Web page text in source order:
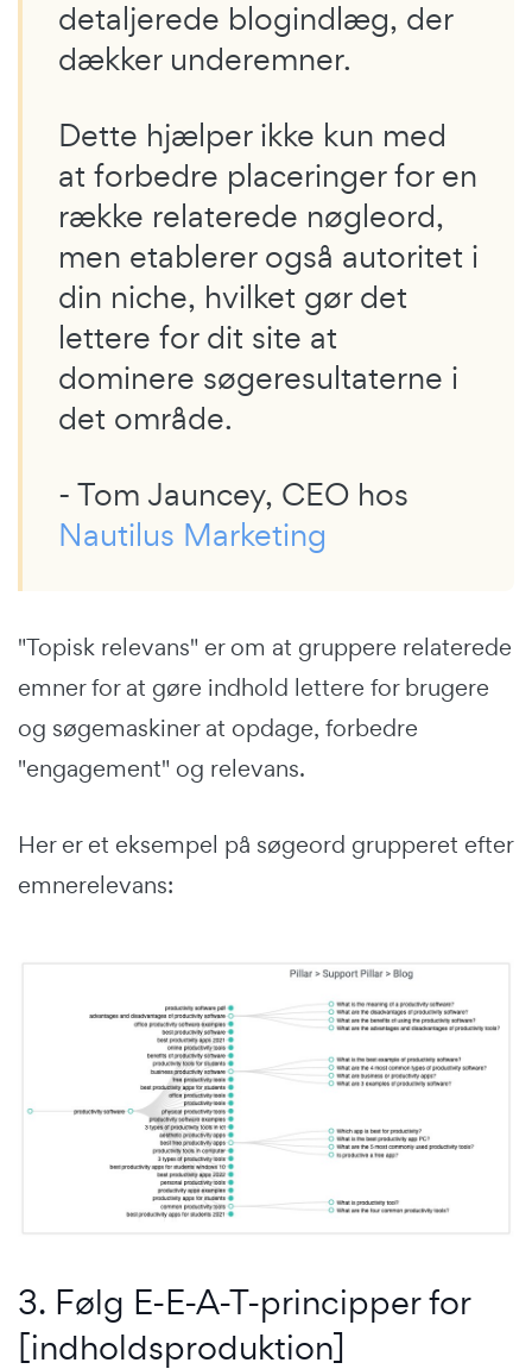
detaljerede blogindlæg, der
dækker underemner.
Dette hjælper ikke kun med
at forbedre placeringer for en
række relaterede nøgleord,
men etablerer også autoritet i
din niche, hvilket gør det
lettere for dit site at
dominere søgeresultaterne i
det område.
- Tom Jauncey, CEO hos
Nautilus Marketing
"Topisk relevans" er om at gruppere relaterede
emner for at gøre indhold lettere for brugere
og søgemaskiner at opdage, forbedre
"engagement" og relevans.
Her er et eksempel på søgeord grupperet efter
emnerelevans:
3. Følg E-E-A-T-principper for
[indholdsproduktion]